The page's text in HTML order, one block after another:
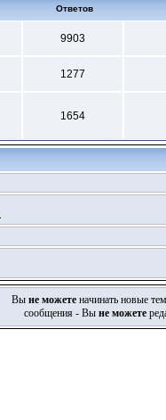
Ответов
9903
1277
1654
Вы не можетеначинать новые
сообщения - Вы не можете